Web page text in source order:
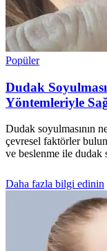
Popüler
Dudak
Yöntemleriyle
Dudak soyulmasının
çevresel faktörler
ve beslenme ile dudak
Daha fazla bilgi edinin